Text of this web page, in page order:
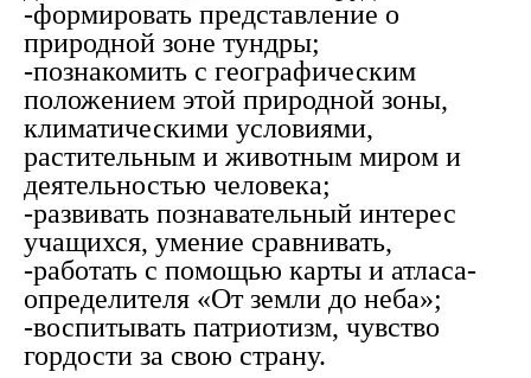
-формировать представление о
природной зоне тундры;
-познакомить с географическим
положением этой природной зоны,
климатическими условиями,
растительным и животным миром и
деятельностью человека;
-развивать познавательный интерес
учащихся, умение сравнивать,
-работать с помощью карты и атласа-
определителя «От земли до неба»;
-воспитывать патриотизм, чувство
гордости за свою страну.